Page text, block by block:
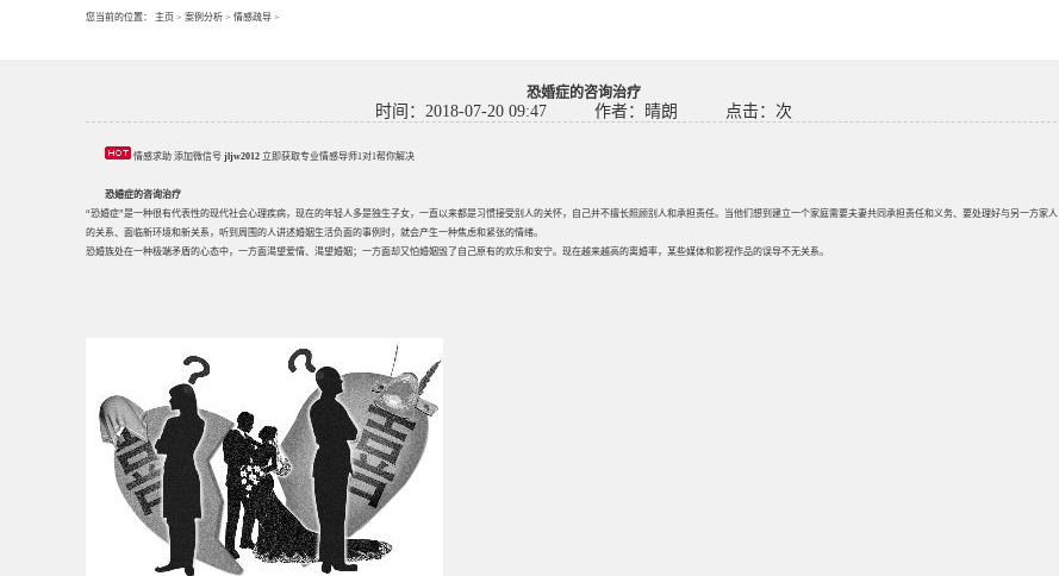
您当前的位置： 主页 > 案例分析 > 情感疏导 >
恐婚症的咨询治疗
时间：2018-07-20 09:47 作者：晴朗 点击： 次
情感求助 添加微信号 jljw2012 立即获取专业情感导师1对1帮你解决
恐婚症的咨询治疗
“恐婚症”是一种很有代表性的现代社会心理疾病，现在的年轻人多是独生子女，一直以来都是习惯接受别人的关怀，自己并不擅长照顾别人和承担责任。当他们想到建立一个家庭需要夫妻共同承担责任和义务、要处理好与另一方家人
的关系、面临新环境和新关系，听到周围的人讲述婚姻生活负面的事例时，就会产生一种焦虑和紧张的情绪。
恐婚族处在一种极端矛盾的心态中，一方面渴望爱情、渴望婚姻；一方面却又怕婚姻毁了自己原有的欢乐和安宁。现在越来越高的离婚率，某些媒体和影视作品的误导不无关系。